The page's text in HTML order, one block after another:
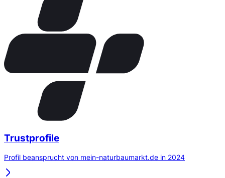
Trustprofile
Profil beansprucht von mein-naturbaumarkt.de in 2024